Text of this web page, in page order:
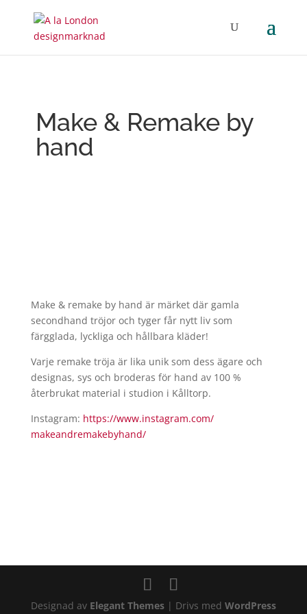
Make & Remake by
hand
Make & remake by hand är märket där gamla
secondhand tröjor och tyger får nytt liv som
färgglada, lyckliga och hållbara kläder!
Varje remake tröja är lika unik som dess ägare och
designas, sys och broderas för hand av 100 %
återbrukat material i studion i Kålltorp.
Instagram: https://www.instagram.com/
makeandremakebyhand/
Designad av Elegant Themes| Drivs med WordPress